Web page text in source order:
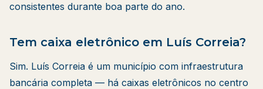
consistentes durante boa parte do ano.
Tem caixa eletrônico em Luís Correia?
Sim. Luís Correia é um município com infraestrutura
bancária completa — há caixas eletrônicos no centro